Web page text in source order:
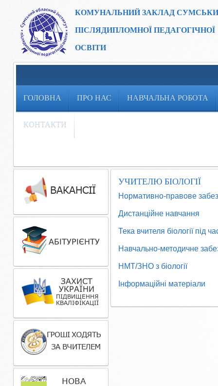
КОМУНАЛЬНИЙ ЗАКЛАД
ПІСЛЯДИПЛОМНОЇ ПЕДАГОГІЧНОЇ
ОСВІТИ
ГОЛОВНА ПРО НАС НАВЧАЛЬНА РОБОТА
КОНТАКТИ
УЧИТЕЛЮ БІОЛОГІЇ
Нормативно-правове
Дистанційне навчання
Тека вчителя біології під
Навчально-методичне
НМТ/ЗНО з біології
Інформаційні матеріали